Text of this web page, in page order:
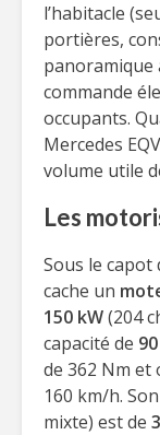
l’habitacle
portières,
panoramique
commande
occupants.
Mercedes
volume utile
Les
Sous le capot
cache un
150 kW(204
capacité de
de 362 Nm et
160 km/h.
mixte) est de